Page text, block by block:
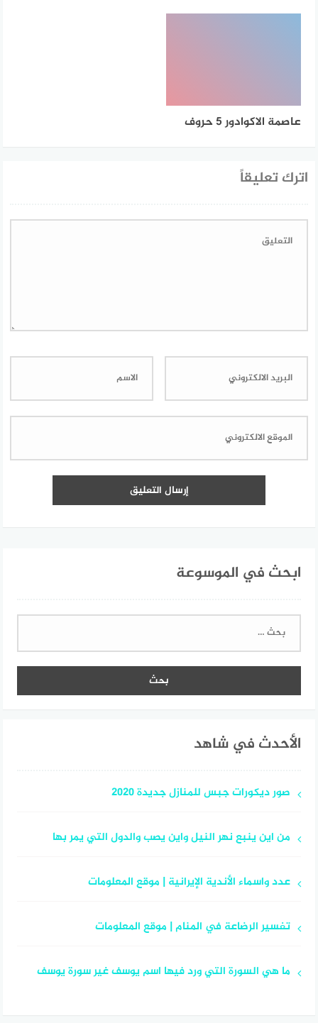
عاصمة الاكوادور 5 حروف
اترك تعليقاً
ابحث في الموسوعة
البحث
الأحدث في شاهد
صور ديكورات جبس للمنازل جديدة 2020
من اين ينبع نهر النيل واين يصب والدول التي يمر بها
عدد واسماء الأندية الإيرانية | موقع المعلومات
تفسير الرضاعة في المنام | موقع المعلومات
ما هي السورة التي ورد فيها اسم يوسف غير سورة يوسف